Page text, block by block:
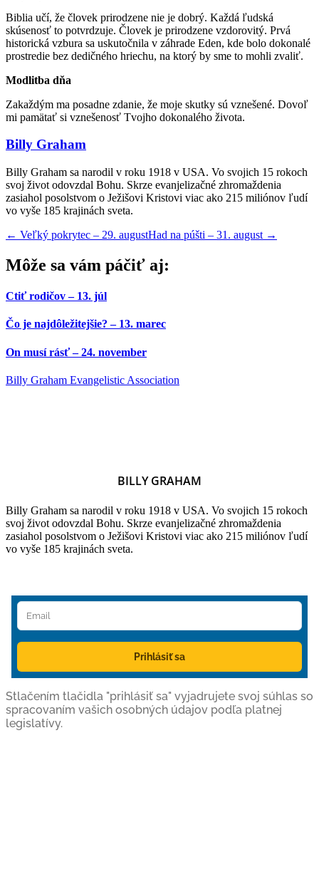
Biblia učí, že človek prirodzene nie je dobrý. Každá ľudská
skúsenosť to potvrdzuje. Človek je prirodzene vzdorovitý. Prvá
historická vzbura sa uskutočnila v záhrade Eden, kde bolo dokonalé
prostredie bez dedičného hriechu, na ktorý by sme to mohli zvaliť.
Modlitba dňa
Zakaždým ma posadne zdanie, že moje skutky sú vznešené. Dovoľ
mi pamätať si vznešenosť Tvojho dokonalého života.
Billy Graham
Billy Graham sa narodil v roku 1918 v USA. Vo svojich 15 rokoch
svoj život odovzdal Bohu. Skrze evanjelizačné zhromaždenia
zasiahol posolstvom o Ježišovi Kristovi viac ako 215 miliónov ľudí
vo vyše 185 krajinách sveta.
← Veľký pokrytec – 29. augustHad na púšti – 31. august →
Môže sa vám páčiť aj:
Ctiť rodičov – 13. júl
Čo je najdôležitejšie? – 13. marec
On musí rásť – 24. november
Billy Graham Evangelistic Association
BILLY GRAHAM
Billy Graham sa narodil v roku 1918 v USA. Vo svojich 15 rokoch
svoj život odovzdal Bohu. Skrze evanjelizačné zhromaždenia
zasiahol posolstvom o Ježišovi Kristovi viac ako 215 miliónov ľudí
vo vyše 185 krajinách sveta.
Prihlásiť sa
Stlačením tlačidla "prihlásiť sa" vyjadrujete svoj súhlas so
spracovaním vašich osobných údajov podľa platnej
legislatívy.